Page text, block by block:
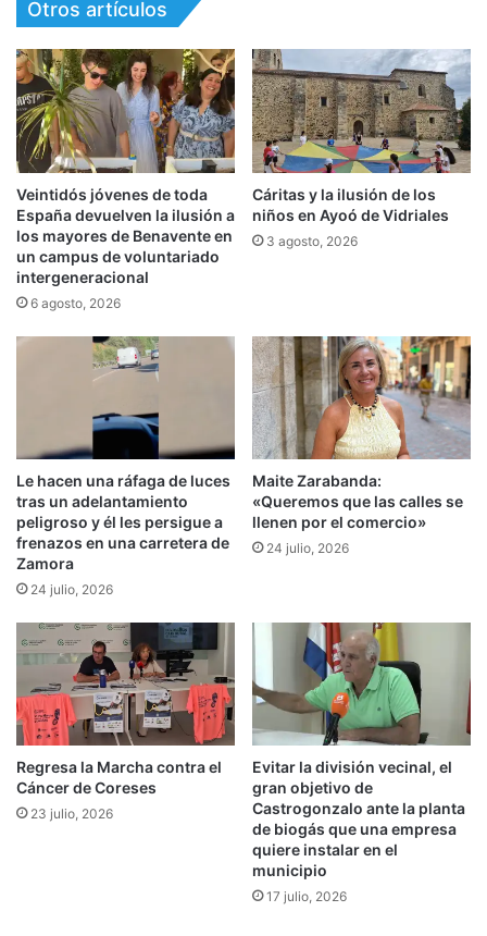
Otros artículos
Veintidós jóvenes de toda
España devuelven la ilusión a
los mayores de Benavente en
un campus de voluntariado
intergeneracional
6 agosto, 2026
Cáritas y la ilusión de los
niños en Ayoó de Vidriales
3 agosto, 2026
Le hacen una ráfaga de luces
tras un adelantamiento
peligroso y él les persigue a
frenazos en una carretera de
Zamora
24 julio, 2026
Maite Zarabanda:
«Queremos que las calles se
llenen por el comercio»
24 julio, 2026
Regresa la Marcha contra el
Cáncer de Coreses
23 julio, 2026
Evitar la división vecinal, el
gran objetivo de
Castrogonzalo ante la planta
de biogás que una empresa
quiere instalar en el
municipio
17 julio, 2026